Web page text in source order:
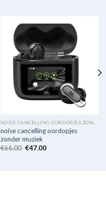
noise cancelling oordopjes
zonder muziek
€66.00 €47.00